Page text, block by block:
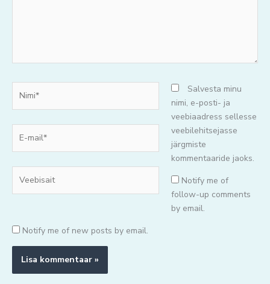
mail*
Salvesta minu
nimi, e-posti- ja
veebiaadress sellesse
veebilehitsejasse
järgmiste
kommentaaride jaoks.
Notify me of
follow-up comments
by email.
Notify me of new posts by email.